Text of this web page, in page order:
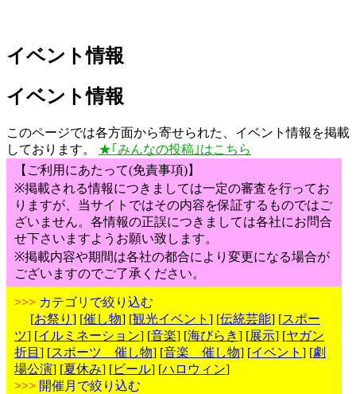
イベント情報
イベント情報
このページでは各方面から寄せられた、イベント情報を掲載
しております。 ★｢みんなの投稿｣はこちら
【ご利用にあたって(免責事項)】
※掲載される情報につきましては一定の審査を行ってお
りますが、当サイトではその内容を保証するものではご
ざいません。各情報の正誤につきましては各社にお問合
せ下さいますようお願い致します。
※掲載内容や期間は各社の都合により変更になる場合が
ございますのでご了承ください。
>>> カテゴリで絞り込む
[お祭り ] [催し物] [観光イベント ] [伝統芸能] [スポー
ツ] [イルミネーション] [音楽] [海びらき] [展示] [ヤガン
折目 ] [スポーツ 催し物] [音楽 催し物] [イベント ] [劇
場公演] [夏休み] [ビール] [ハロウィン]
>>> 開催月で絞り込む